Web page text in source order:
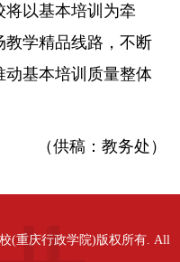
以基本培训为牵
教学精品线路，不断
基本培训质量整体
（供稿：教务处）
(重庆行政学院)版权所有. All